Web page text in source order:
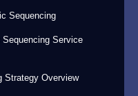
Sequencing
Service
Strategy Overview